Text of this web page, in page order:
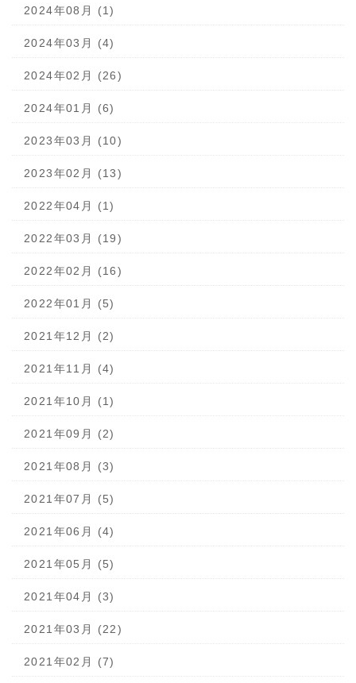
2024年08月 (1)
2024年03月 (4)
2024年02月 (26)
2024年01月 (6)
2023年03月 (10)
2023年02月 (13)
2022年04月 (1)
2022年03月 (19)
2022年02月 (16)
2022年01月 (5)
2021年12月 (2)
2021年11月 (4)
2021年10月 (1)
2021年09月 (2)
2021年08月 (3)
2021年07月 (5)
2021年06月 (4)
2021年05月 (5)
2021年04月 (3)
2021年03月 (22)
2021年02月 (7)